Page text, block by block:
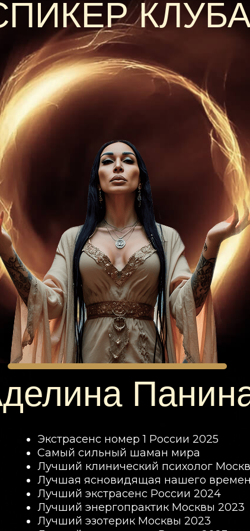
Экстрасенс номер 1 России 2025
Самый сильный шаман мира
Лучший клинический психолог
Лучшая ясновидящая нашего
Лучший экстрасенс России 2024
Лучший энергопрактик Москвы 2023
Лучший эзотерик Москвы 2023